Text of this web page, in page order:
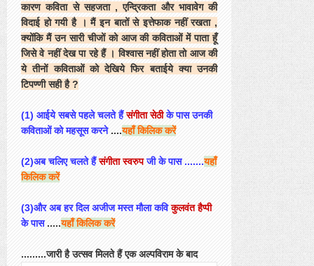
कारण कविता से सहजता,एन्द्रिकता और भावावेग की
विदाई हो गयी है।मैं इन बातों से इत्तेफाक नहीं रखता,
क्योंकि मैं उन सारी चीजों को आज की कविताओं में पाता हूँ
जिसे वे नहीं देख पा रहे हैं।विश्वास नहीं होता तो आज की
ये तीनों कविताओं को देखिये फिर बताईये क्या उनकी
टिपण्णी सही है?
(1) आईये सबसे पहले चलते हैं संगीता सेठी के पास उनकी
कविताओं को महसूस करने....यहाँ किलिक करें
(2)अब चलिए चलते हैं संगीता स्वरुप जी के पास.......यहाँ
किलिक करें
(3)और अब हर दिल अजीज मस्त मौला कवि कुलवंत हैप्पी
के पास.....यहाँ किलिक करें
.........जारी है उत्सव मिलते हैं एक अल्पविराम के बाद